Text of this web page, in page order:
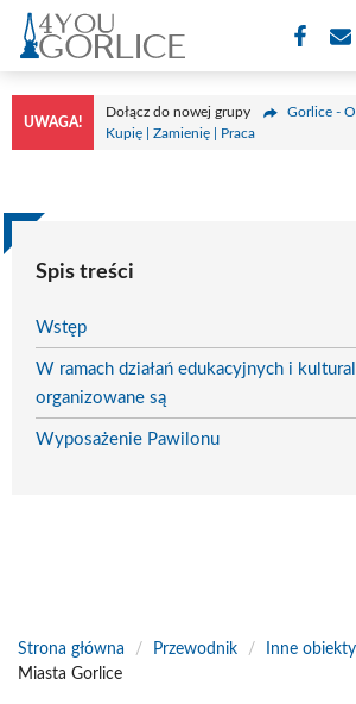
Przejdź
treści
UWAGA!
Dołącz do nowej grupy
Gorlice -
Kupię | Zamienię | Praca
Spis treści
Wstęp
W ramach działań edukacyjnych i
organizowane są
Wyposażenie Pawilonu
Strona główna / Przewodnik / Inne obiekty
Miasta Gorlice